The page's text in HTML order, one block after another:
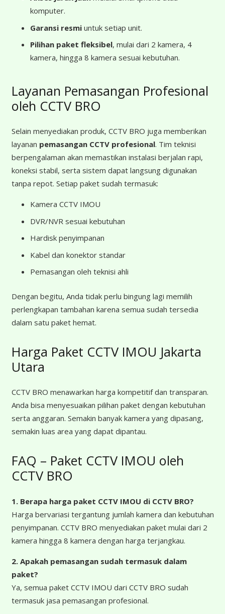
komputer.
Garansi resmi untuk setiap unit.
Pilihan paket fleksibel, mulai dari 2 kamera, 4
kamera, hingga 8 kamera sesuai kebutuhan.
Layanan Pemasangan Profesional
oleh CCTV BRO
Selain menyediakan produk, CCTV BRO juga memberikan
layanan pemasangan CCTV profesional. Tim teknisi
berpengalaman akan memastikan instalasi berjalan rapi,
koneksi stabil, serta sistem dapat langsung digunakan
tanpa repot. Setiap paket sudah termasuk:
Kamera CCTV IMOU
DVR/NVR sesuai kebutuhan
Hardisk penyimpanan
Kabel dan konektor standar
Pemasangan oleh teknisi ahli
Dengan begitu, Anda tidak perlu bingung lagi memilih
perlengkapan tambahan karena semua sudah tersedia
dalam satu paket hemat.
Harga Paket CCTV IMOU Jakarta
Utara
CCTV BRO menawarkan harga kompetitif dan transparan.
Anda bisa menyesuaikan pilihan paket dengan kebutuhan
serta anggaran. Semakin banyak kamera yang dipasang,
semakin luas area yang dapat dipantau.
FAQ – Paket CCTV IMOU oleh
CCTV BRO
1. Berapa harga paket CCTV IMOU di CCTV BRO?
Harga bervariasi tergantung jumlah kamera dan kebutuhan
penyimpanan. CCTV BRO menyediakan paket mulai dari 2
kamera hingga 8 kamera dengan harga terjangkau.
2. Apakah pemasangan sudah termasuk dalam
paket?
Ya, semua paket CCTV IMOU dari CCTV BRO sudah
termasuk jasa pemasangan profesional.